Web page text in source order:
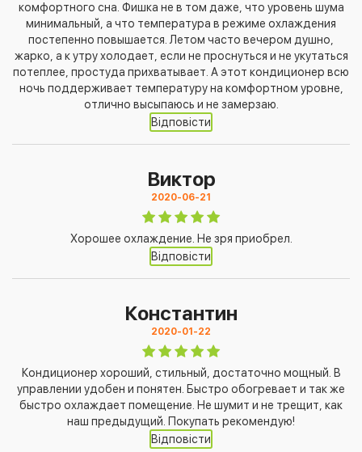
комфортного сна. Фишка не в том даже, что уровень шума
минимальный, а что температура в режиме охлаждения
постепенно повышается. Летом часто вечером душно,
жарко, а к утру холодает, если не проснуться и не укутаться
потеплее, простуда прихватывает. А этот кондиционер всю
ночь поддерживает температуру на комфортном уровне,
отлично высыпаюсь и не замерзаю.
Відповісти
Виктор
2020-06-21
Хорошее охлаждение. Не зря приобрел.
Відповісти
Константин
2020-01-22
Кондиционер хороший, стильный, достаточно мощный. В
управлении удобен и понятен. Быстро обогревает и так же
быстро охлаждает помещение. Не шумит и не трещит, как
наш предыдущий. Покупать рекомендую!
Відповісти